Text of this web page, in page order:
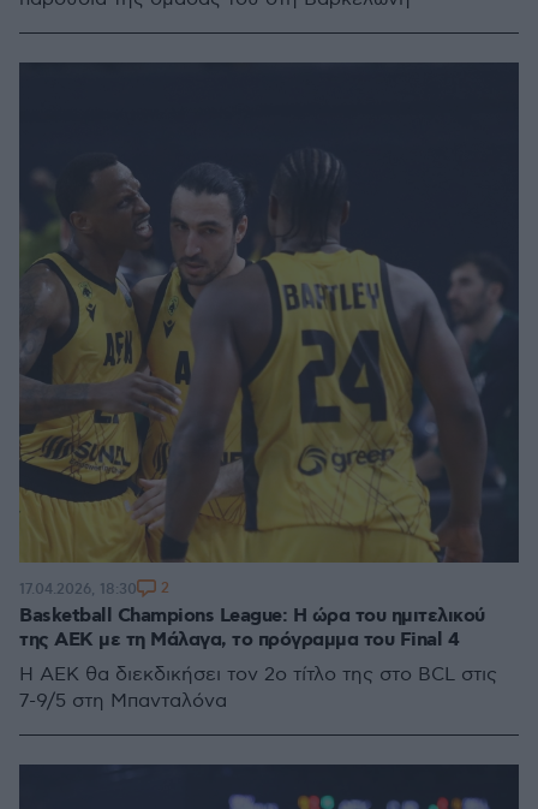
Basketball Champions League: Η ώρα του ημιτελικού
της ΑΕΚ με τη Μάλαγα, το πρόγραμμα του Final 4
H AEK θα διεκδικήσει τον 2ο τίτλο της στο BCL στις
7-9/5 στη Μπανταλόνα
17.04.2026, 18:30 2